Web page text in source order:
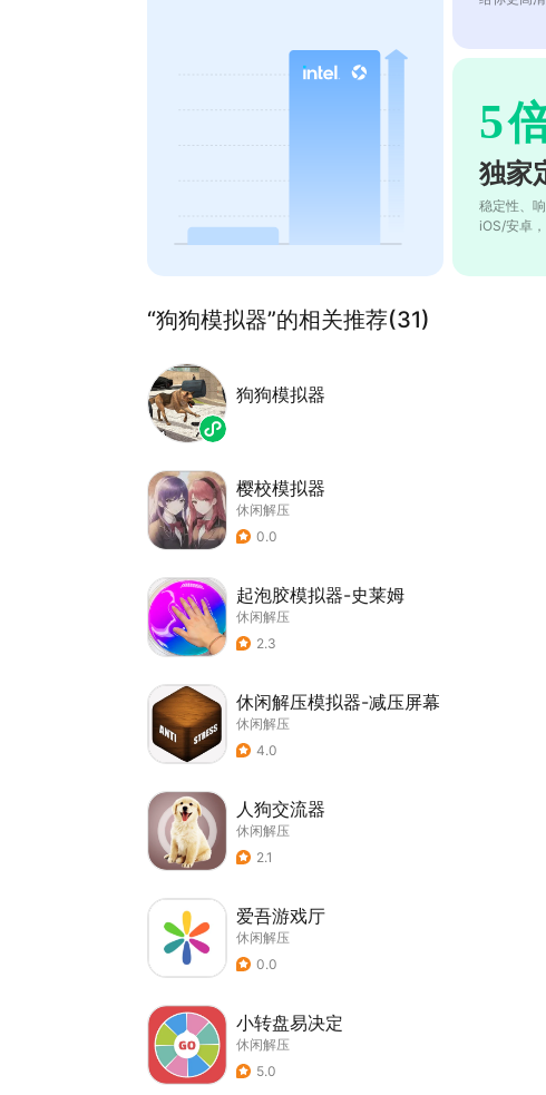
5
独家
稳定性、
iOS/安卓
“狗狗模拟器”的相关推荐(31)
狗狗模拟器
樱校模拟器
休闲解压
0.0
起泡胶模拟器-史莱姆
休闲解压
2.3
休闲解压模拟器-减压屏幕
休闲解压
4.0
人狗交流器
休闲解压
2.1
爱吾游戏厅
休闲解压
0.0
小转盘易决定
休闲解压
5.0